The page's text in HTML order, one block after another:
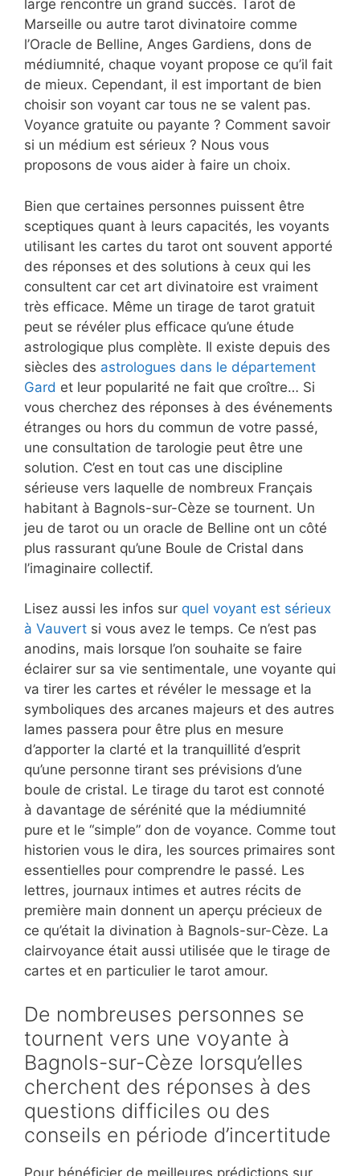
large rencontre un grand succès. Tarot de
Marseille ou autre tarot divinatoire comme
l’Oracle de Belline, Anges Gardiens, dons de
médiumnité, chaque voyant propose ce qu’il fait
de mieux. Cependant, il est important de bien
choisir son voyant car tous ne se valent pas.
Voyance gratuite ou payante ? Comment savoir
si un médium est sérieux ? Nous vous
proposons de vous aider à faire un choix.
Bien que certaines personnes puissent être
sceptiques quant à leurs capacités, les voyants
utilisant les cartes du tarot ont souvent apporté
des réponses et des solutions à ceux qui les
consultent car cet art divinatoire est vraiment
très efficace. Même un tirage de tarot gratuit
peut se révéler plus efficace qu’une étude
astrologique plus complète. Il existe depuis des
siècles des astrologues dans le département
Gard et leur popularité ne fait que croître… Si
vous cherchez des réponses à des événements
étranges ou hors du commun de votre passé,
une consultation de tarologie peut être une
solution. C’est en tout cas une discipline
sérieuse vers laquelle de nombreux Français
habitant à Bagnols-sur-Cèze se tournent. Un
jeu de tarot ou un oracle de Belline ont un côté
plus rassurant qu’une Boule de Cristal dans
l’imaginaire collectif.
Lisez aussi les infos sur quel voyant est sérieux
à Vauvert si vous avez le temps. Ce n’est pas
anodins, mais lorsque l’on souhaite se faire
éclairer sur sa vie sentimentale, une voyante qui
va tirer les cartes et révéler le message et la
symboliques des arcanes majeurs et des autres
lames passera pour être plus en mesure
d’apporter la clarté et la tranquillité d’esprit
qu’une personne tirant ses prévisions d’une
boule de cristal. Le tirage du tarot est connoté
à davantage de sérénité que la médiumnité
pure et le “simple” don de voyance. Comme tout
historien vous le dira, les sources primaires sont
essentielles pour comprendre le passé. Les
lettres, journaux intimes et autres récits de
première main donnent un aperçu précieux de
ce qu’était la divination à Bagnols-sur-Cèze. La
clairvoyance était aussi utilisée que le tirage de
cartes et en particulier le tarot amour.
De nombreuses personnes se
tournent vers une voyante à
Bagnols-sur-Cèze lorsqu’elles
cherchent des réponses à des
questions difficiles ou des
conseils en période d’incertitude
Pour bénéficier de meilleures prédictions sur